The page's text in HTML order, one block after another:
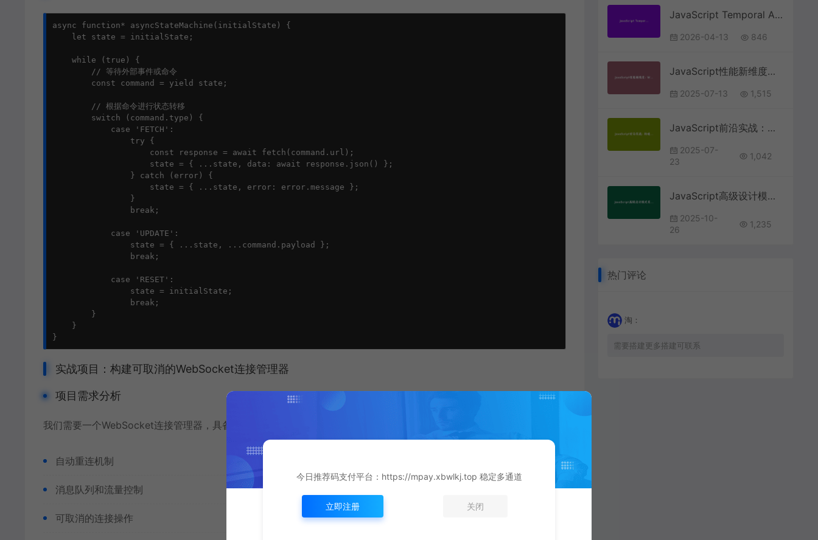
async function* asyncStateMachine(initialState) {
    let state = initialState;
    while (true) {
        // 等待外部事件或命令
        const command = yield state;
        // 根据命令进行状态转移
        switch (command.type) {
            case 'FETCH':
                try {
                    const response = await fetch(command.url);
                    state = { ...state, data: await response.json() };
                } catch (error) {
                    state = { ...state, error: error.message };
                }
                break;
            case 'UPDATE':
                state = { ...state, ...command.payload };
                break;
            case 'RESET':
                state = initialState;
                break;
        }
    }
}
实战项目：构建可取消的WebSocket连接管理器
项目需求分析
我们需要一个WebSocket连接管理器，具备以下功能：
自动重连机制
消息队列和流量控制
可取消的连接操作
JavaScript Temporal API实战：2024年现代日期时间处理完全指南
2026-04-13 846
JavaScript性能新维度：WebAssembly与性能关键路径优化实战
2025-07-13 1,515
JavaScript前沿实战：构建智能代码沙箱执行环境
2025-07-
23
1,042
JavaScript高级设计模式实战：构建可维护的企业级前端架构
2025-10-
26
1,235
热门评论
淘：
需要搭建更多搭建可联系
今日推荐码支付平台：https://mpay.xbwlkj.top 稳定多通道
立即注册 关闭